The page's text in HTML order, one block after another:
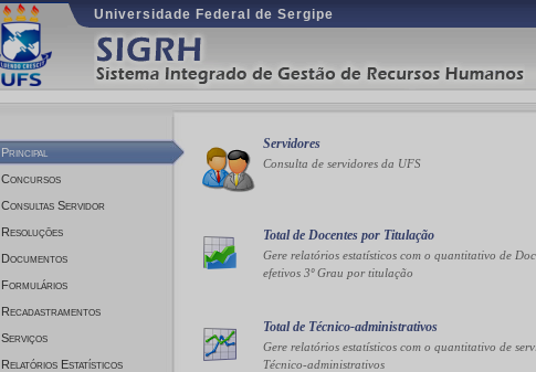
Universidade Federal de Sergipe
Principal
Concursos
Consultas Servidor
Resoluções
Documentos
Formulários
Recadastramentos
Serviços
Relatórios Estatísticos
Servidores
Consulta de servidores da UFS
Total de Docentes por Titulação
Gere relatórios estatísticos com o quantitativo de
efetivos 3º Grau por titulação
Total de Técnico-administrativos
Gere relatórios estatísticos com o quantitativo de
Técnico-administrativos